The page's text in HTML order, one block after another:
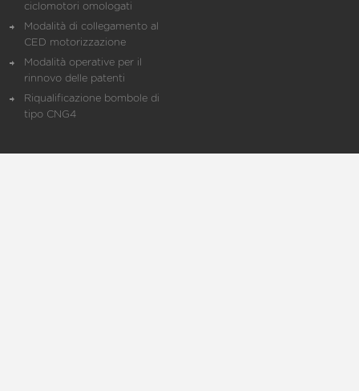
ciclomotori omologati
Modalità di collegamento al
CED motorizzazione
Modalità operative per il
rinnovo delle patenti
Riqualificazione bombole di
tipo CNG4